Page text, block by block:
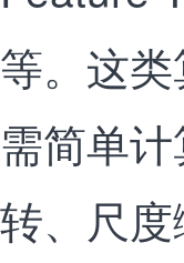
等。这
需简单
转、尺